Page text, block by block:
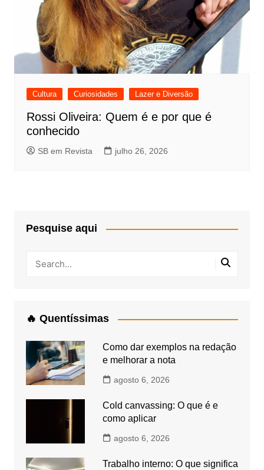
Cultura Curiosidades Lazer e Diversão
Rossi Oliveira: Quem é e por que é
conhecido
SB em Revista julho 26, 2026
Pesquise aqui
🔥 Quentíssimas
Como dar exemplos na redação
e melhorar a nota
agosto 6, 2026
Cold canvassing: O que é e
como aplicar
agosto 6, 2026
Trabalho interno: O que significa